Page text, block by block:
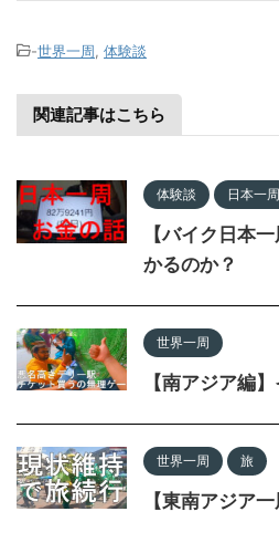
-世界一周 体験談
関連記事はこちら
体験談 日本一周
【バイク日本
かるのか？
世界一周
【南アジア編
世界一周 旅
【東南アジア